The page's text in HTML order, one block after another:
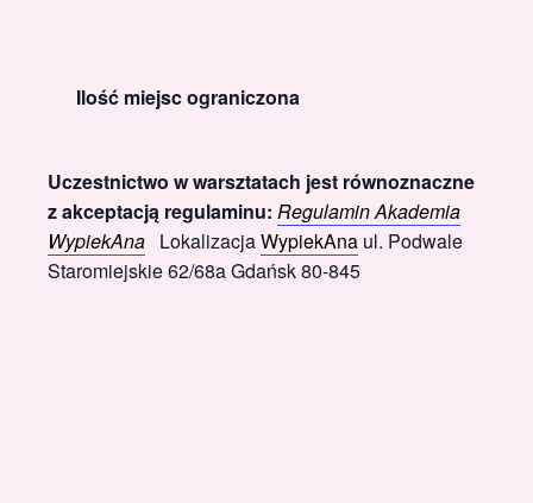
Ilość miejsc ograniczona
Uczestnictwo w warsztatach jest równoznaczne
z akceptacją regulaminu: Regulamin Akademia
WypiekAna LokalizacjaWypiekAna ul. Podwale
Staromiejskie 62/68a Gdańsk 80-845